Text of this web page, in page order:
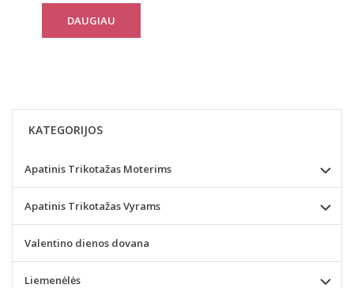
DAUGIAU
KATEGORIJOS
Apatinis Trikotažas Moterims
Apatinis Trikotažas Vyrams
Valentino dienos dovana
Liemenėlės